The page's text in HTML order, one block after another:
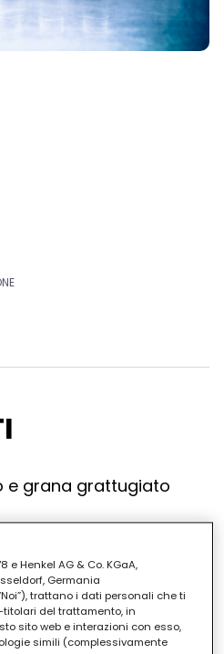
e grana grattugiato
in acqua bollente per
per il lungo a fette
a strati in una pirofila
strato con qualche
e Henkel AG & Co. KGaA,
Germania
trattano i dati personali che ti
del trattamento, in
sito web e interazioni con esso,
simili (complessivamente